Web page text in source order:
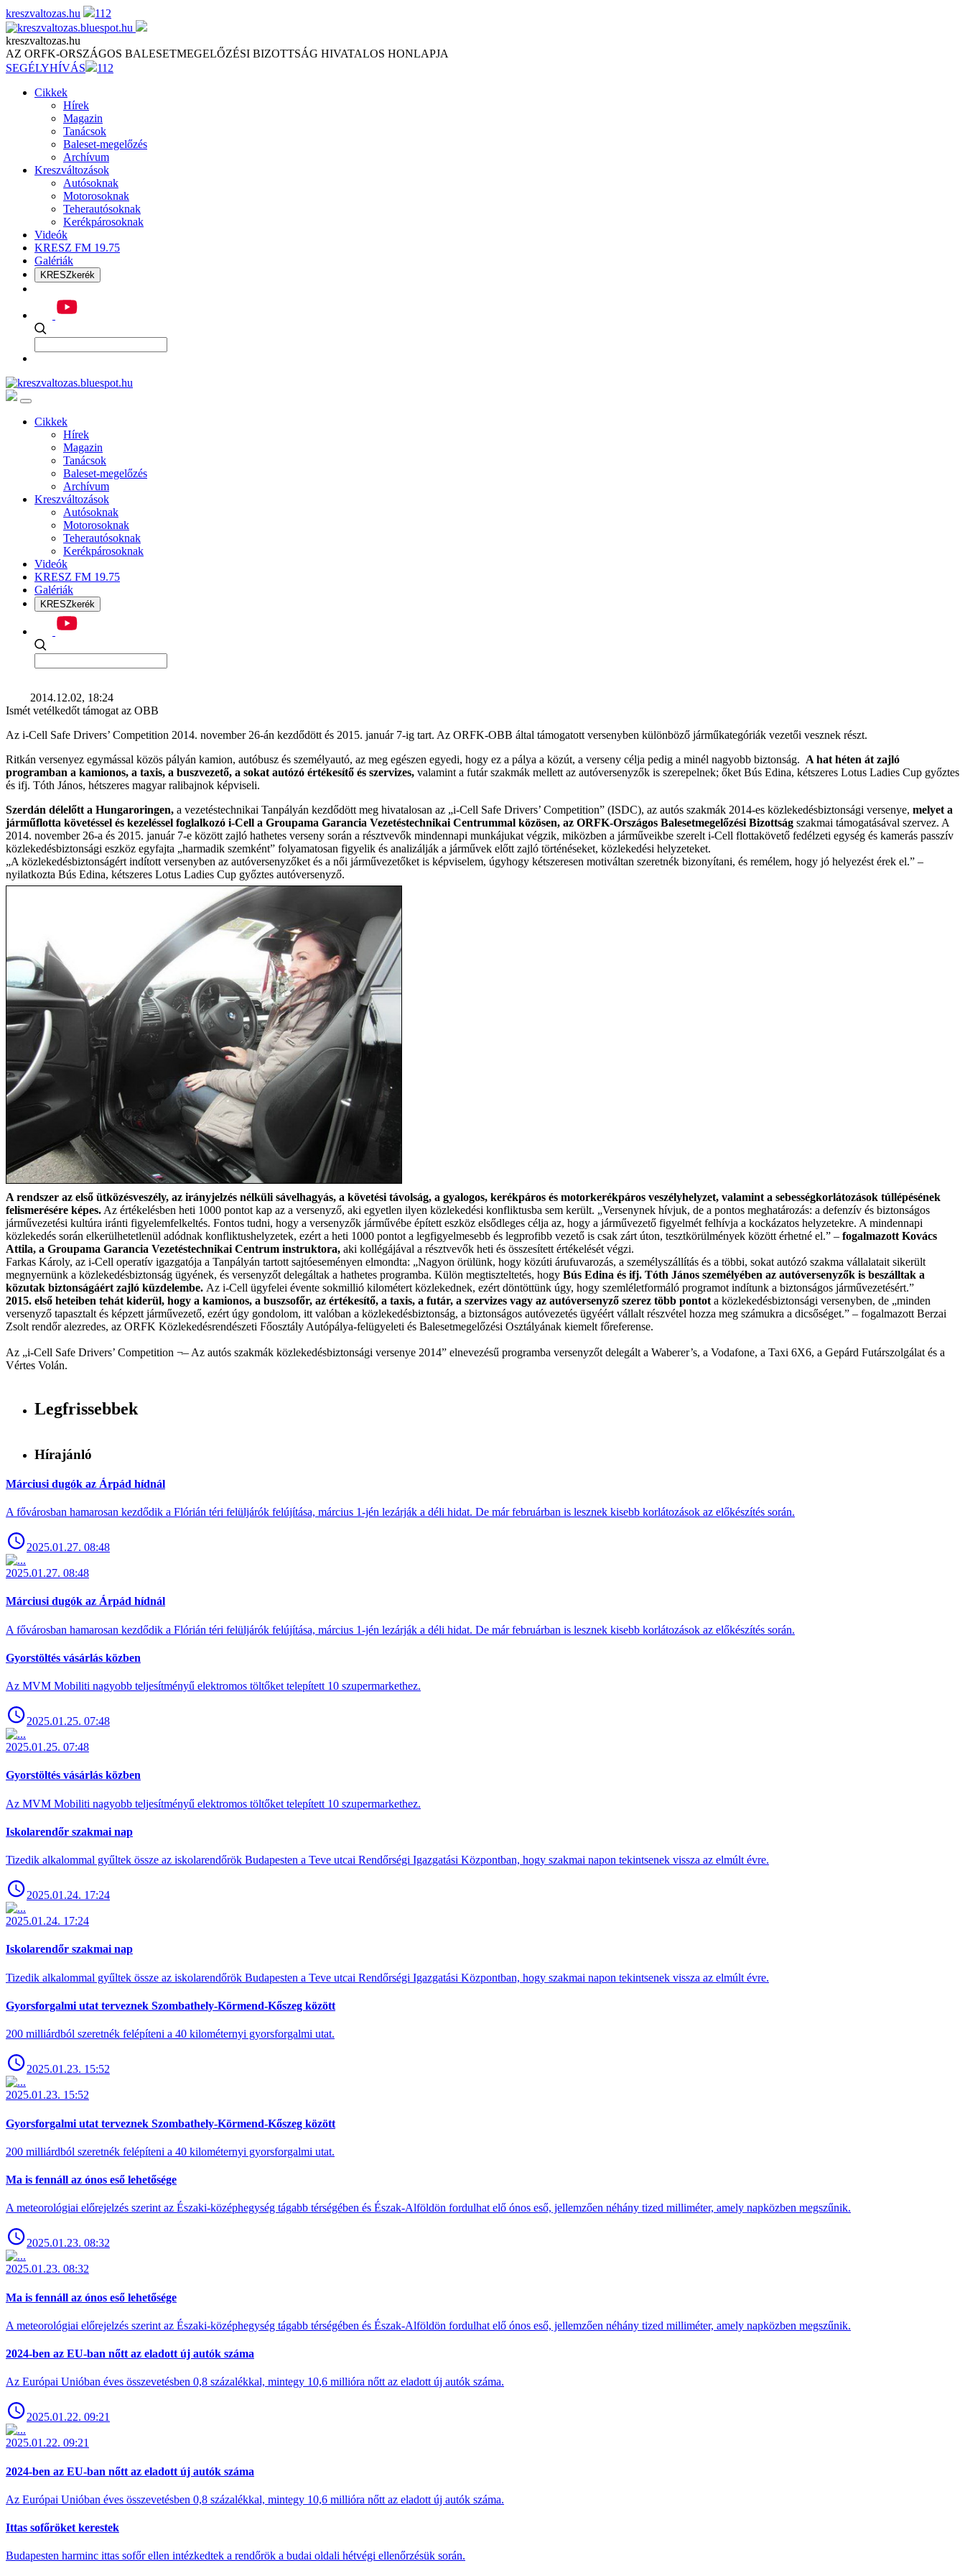
Skip
to
content
kreszvaltozas.hu 112
kreszvaltozas.hu
AZ ORFK-ORSZÁGOS BALESETMEGELŐZÉSI BIZOTTSÁG HIVATALOS HONLAPJA
SEGÉLYHÍVÁS
112
Cikkek
Hírek
Magazin
Tanácsok
Baleset-megelőzés
Archívum
Kreszváltozások
Autósoknak
Motorosoknak
Teherautósoknak
Kerékpárosoknak
Videók
KRESZ FM 19.75
Galériák
KRESZkerék
Cikkek
Hírek
Magazin
Tanácsok
Baleset-megelőzés
Archívum
Kreszváltozások
Autósoknak
Motorosoknak
Teherautósoknak
Kerékpárosoknak
Videók
KRESZ FM 19.75
Galériák
KRESZkerék
2014.12.02, 18:24
Ismét vetélkedőt támogat az OBB
Az i-Cell Safe Drivers’ Competition 2014. november 26-án kezdődött és 2015. január 7-ig tart. Az ORFK-OBB által támogatott versenyben különböző járműkategóriák vezetői vesznek részt.
Ritkán versenyez egymással közös pályán kamion, autóbusz és személyautó, az meg egészen egyedi, hogy ez a pálya a közút, a verseny célja pedig a minél nagyobb biztonság. A hat héten át zajló
programban a kamionos, a taxis, a buszvezető, a sokat autózó értékesítő és szervizes, valamint a futár szakmák mellett az autóversenyzők is szerepelnek; őket Bús Edina, kétszeres Lotus Ladies Cup győztes
és ifj. Tóth János, hétszeres magyar ralibajnok képviseli.
Szerdán délelőtt a Hungaroringen, a vezetéstechnikai Tanpályán kezdődött meg hivatalosan az „i-Cell Safe Drivers’ Competition” (ISDC), az autós szakmák 2014-es közlekedésbiztonsági versenye, melyet a
járműflotta követéssel és kezeléssel foglalkozó i-Cell a Groupama Garancia Vezetéstechnikai Centrummal közösen, az ORFK-Országos Balesetmegelőzési Bizottság szakmai támogatásával szervez. A
2014. november 26-a és 2015. január 7-e között zajló hathetes verseny során a résztvevők mindennapi munkájukat végzik, miközben a járműveikbe szerelt i-Cell flottakövető fedélzeti egység és kamerás passzív
közlekedésbiztonsági eszköz egyfajta „harmadik szemként” folyamatosan figyelik és analizálják a járművek előtt zajló történéseket, közlekedési helyzeteket.
„A közlekedésbiztonságért indított versenyben az autóversenyzőket és a női járművezetőket is képviselem, úgyhogy kétszeresen motiváltan szeretnék bizonyítani, és remélem, hogy jó helyezést érek el.” –
nyilatkozta Bús Edina, kétszeres Lotus Ladies Cup győztes autóversenyző.
A rendszer az első ütközésveszély, az irányjelzés nélküli sávelhagyás, a követési távolság, a gyalogos, kerékpáros és motorkerékpáros veszélyhelyzet, valamint a sebességkorlátozások túllépésének
felismerésére képes. Az értékelésben heti 1000 pontot kap az a versenyző, aki egyetlen ilyen közlekedési konfliktusba sem került. „Versenynek hívjuk, de a pontos meghatározás: a defenzív és biztonságos
járművezetési kultúra iránti figyelemfelkeltés. Fontos tudni, hogy a versenyzők járművébe épített eszköz elsődleges célja az, hogy a járművezető figyelmét felhívja a kockázatos helyzetekre. A mindennapi
közlekedés során elkerülhetetlenül adódnak konfliktushelyzetek, ezért a heti 1000 pontot a legfigyelmesebb és legprofibb vezető is csak zárt úton, tesztkörülmények között érhetné el.” – fogalmazott Kovács
Attila, a Groupama Garancia Vezetéstechnikai Centrum instruktora, aki kollégájával a résztvevők heti és összesített értékelését végzi.
Farkas Károly, az i-Cell operatív igazgatója a Tanpályán tartott sajtóeseményen elmondta: „Nagyon örülünk, hogy közúti árufuvarozás, a személyszállítás és a többi, sokat autózó szakma vállalatait sikerült
megnyernünk a közlekedésbiztonság ügyének, és versenyzőt delegáltak a hathetes programba. Külön megtiszteltetés, hogy Bús Edina és ifj. Tóth János személyében az autóversenyzők is beszálltak a
közutak biztonságáért zajló küzdelembe. Az i-Cell ügyfelei évente sokmillió kilométert közlekednek, ezért döntöttünk úgy, hogy szemléletformáló programot indítunk a biztonságos járművezetésért.”
2015. első heteiben tehát kiderül, hogy a kamionos, a buszsofőr, az értékesítő, a taxis, a futár, a szervizes vagy az autóversenyző szerez több pontot a közlekedésbiztonsági versenyben, de „minden
versenyző tapasztalt és képzett járművezető, ezért úgy gondolom, itt valóban a közlekedésbiztonság, a biztonságos autóvezetés ügyéért vállalt részvétel hozza meg számukra a dicsőséget.” – fogalmazott Berzai
Zsolt rendőr alezredes, az ORFK Közlekedésrendészeti Főosztály Autópálya-felügyeleti és Balesetmegelőzési Osztályának kiemelt főreferense.
Az „i-Cell Safe Drivers’ Competition ¬– Az autós szakmák közlekedésbiztonsági versenye 2014” elnevezésű programba versenyzőt delegált a Waberer’s, a Vodafone, a Taxi 6X6, a Gepárd Futárszolgálat és a
Vértes Volán.
Legfrissebbek
Hírajánló
Márciusi dugók az Árpád hídnál
A fővárosban hamarosan kezdődik a Flórián téri felüljárók felújítása, március 1-jén lezárják a déli hidat. De már februárban is lesznek kisebb korlátozások az előkészítés során.
2025.01.27. 08:48
2025.01.27. 08:48
Márciusi dugók az Árpád hídnál
A fővárosban hamarosan kezdődik a Flórián téri felüljárók felújítása, március 1-jén lezárják a déli hidat. De már februárban is lesznek kisebb korlátozások az előkészítés során.
Gyorstöltés vásárlás közben
Az MVM Mobiliti nagyobb teljesítményű elektromos töltőket telepített 10 szupermarkethez.
2025.01.25. 07:48
2025.01.25. 07:48
Gyorstöltés vásárlás közben
Az MVM Mobiliti nagyobb teljesítményű elektromos töltőket telepített 10 szupermarkethez.
Iskolarendőr szakmai nap
Tizedik alkalommal gyűltek össze az iskolarendőrök Budapesten a Teve utcai Rendőrségi Igazgatási Központban, hogy szakmai napon tekintsenek vissza az elmúlt évre.
2025.01.24. 17:24
2025.01.24. 17:24
Iskolarendőr szakmai nap
Tizedik alkalommal gyűltek össze az iskolarendőrök Budapesten a Teve utcai Rendőrségi Igazgatási Központban, hogy szakmai napon tekintsenek vissza az elmúlt évre.
Gyorsforgalmi utat terveznek Szombathely-Körmend-Kőszeg között
200 milliárdból szeretnék felépíteni a 40 kilométernyi gyorsforgalmi utat.
2025.01.23. 15:52
2025.01.23. 15:52
Gyorsforgalmi utat terveznek Szombathely-Körmend-Kőszeg között
200 milliárdból szeretnék felépíteni a 40 kilométernyi gyorsforgalmi utat.
Ma is fennáll az ónos eső lehetősége
A meteorológiai előrejelzés szerint az Északi-középhegység tágabb térségében és Észak-Alföldön fordulhat elő ónos eső, jellemzően néhány tized milliméter, amely napközben megszűnik.
2025.01.23. 08:32
2025.01.23. 08:32
Ma is fennáll az ónos eső lehetősége
A meteorológiai előrejelzés szerint az Északi-középhegység tágabb térségében és Észak-Alföldön fordulhat elő ónos eső, jellemzően néhány tized milliméter, amely napközben megszűnik.
2024-ben az EU-ban nőtt az eladott új autók száma
Az Európai Unióban éves összevetésben 0,8 százalékkal, mintegy 10,6 millióra nőtt az eladott új autók száma.
2025.01.22. 09:21
2025.01.22. 09:21
2024-ben az EU-ban nőtt az eladott új autók száma
Az Európai Unióban éves összevetésben 0,8 százalékkal, mintegy 10,6 millióra nőtt az eladott új autók száma.
Ittas sofőröket kerestek
Budapesten harminc ittas sofőr ellen intézkedtek a rendőrök a budai oldali hétvégi ellenőrzésük során.